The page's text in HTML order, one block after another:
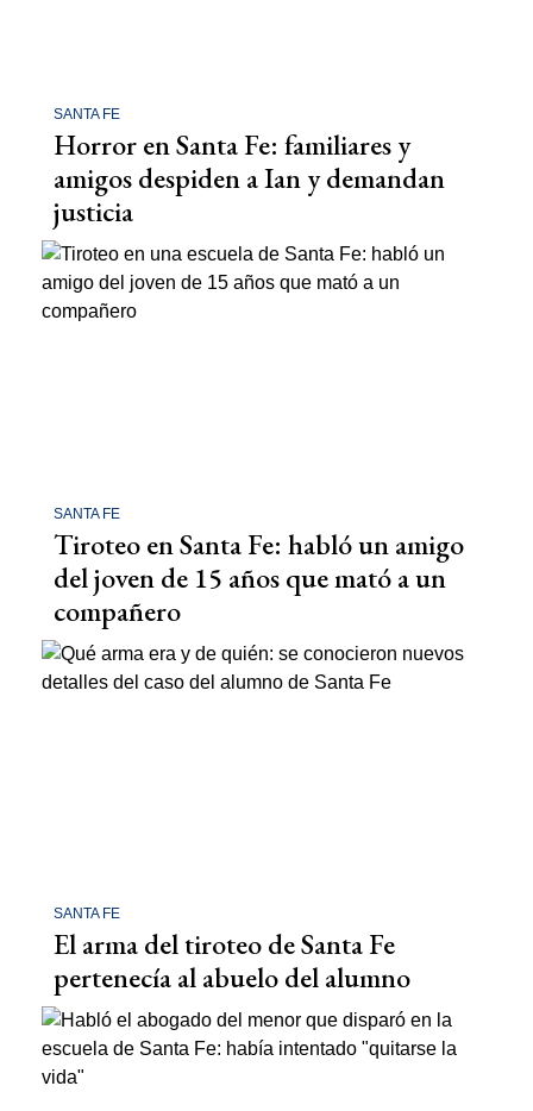
SANTA FE
Horror en Santa Fe: familiares y
amigos despiden a Ian y demandan
justicia
SANTA FE
Tiroteo en Santa Fe: habló un amigo
del joven de 15 años que mató a un
compañero
SANTA FE
El arma del tiroteo de Santa Fe
pertenecía al abuelo del alumno